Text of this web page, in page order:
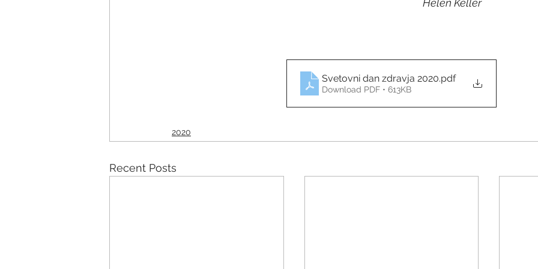
Helen Keller
Svetovni dan zdravja 2020.pdf
Download PDF • 613KB
2020
Recent Posts